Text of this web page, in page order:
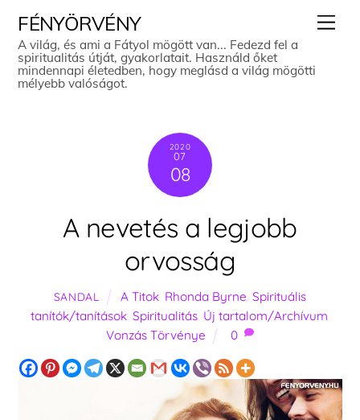
content
FÉNYÖRVÉNY
A világ, és ami a Fátyol mögött van... Fedezd fel a
spiritualitás útját, gyakorlatait. Használd őket
mindennapi életedben, hogy meglásd a világ mögötti
mélyebb valóságot.
2020
07
08
A nevetés a legjobb
orvosság
SANDAL A Titok Rhonda Byrne ,Spirituális
tanítók/tanítások, Spiritualitás, Új tartalom/Archívum
Vonzás Törvénye
0